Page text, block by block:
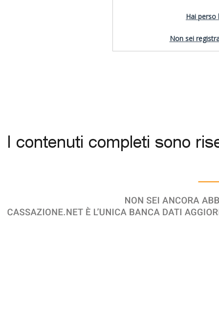
Hai perso
Non sei